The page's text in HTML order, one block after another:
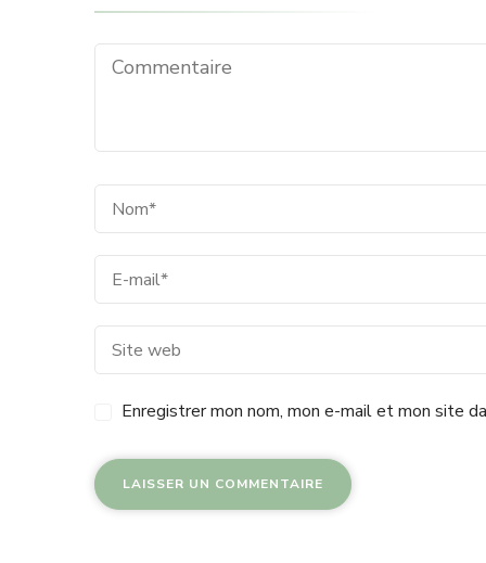
Enregistrer mon nom, mon e-mail et mon site